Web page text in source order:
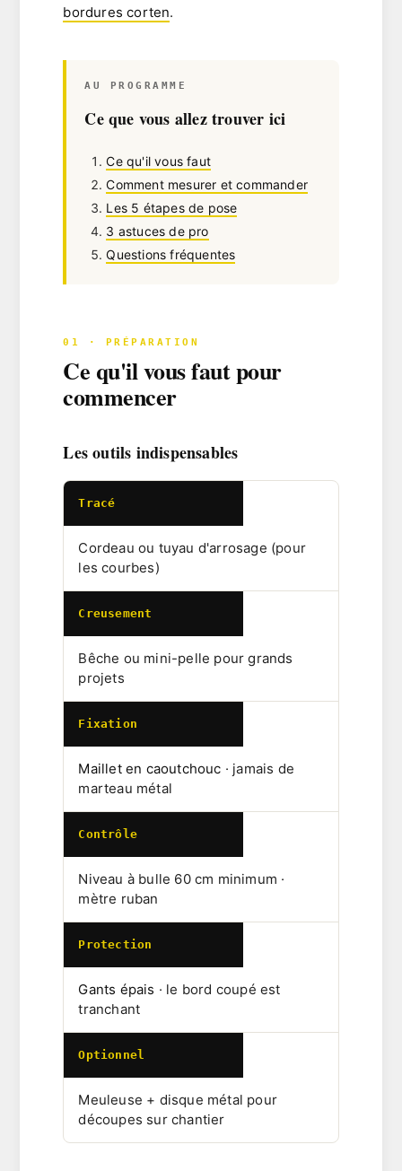
bordures corten.
AU PROGRAMME
Ce que vous allez trouver ici
Ce qu'il vous faut
Comment mesurer et commander
Les 5 étapes de pose
3 astuces de pro
Questions fréquentes
01 · PRÉPARATION
Ce qu'il vous faut pour
commencer
Les outils indispensables
Tracé
Cordeau ou tuyau d'arrosage (pour
les courbes)
Creusement
Bêche ou mini-pelle pour grands
projets
Fixation
Maillet en caoutchouc · jamais de
marteau métal
Contrôle
Niveau à bulle 60 cm minimum ·
mètre ruban
Protection
Gants épais · le bord coupé est
tranchant
Optionnel
Meuleuse + disque métal pour
découpes sur chantier